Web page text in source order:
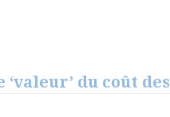
du coût des